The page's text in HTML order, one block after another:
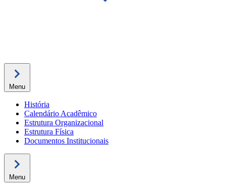
Menu
História
Calendário Acadêmico
Estrutura Organizacional
Estrutura Física
Documentos Institucionais
Menu